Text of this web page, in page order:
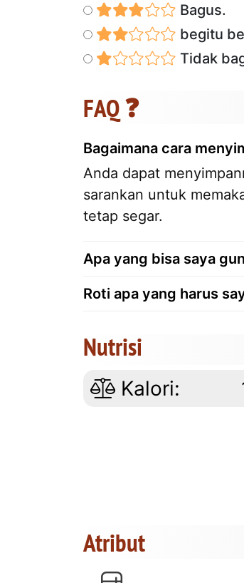
Bagus.
begitu
Tidak
FAQ ❓
Bagaimana cara
Anda dapat
sarankan untuk
tetap segar.
Apa yang bisa saya
Roti apa yang harus
Nutrisi
Kalori:
Atribut